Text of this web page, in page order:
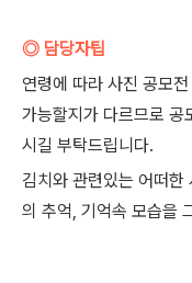
◎ 담당자팁
연령에 따라 사진 공모
가능할지가 다르므로 공
시길 부탁드립니다.
김치와 관련있는 어떠한
의 추억, 기억속 모습을